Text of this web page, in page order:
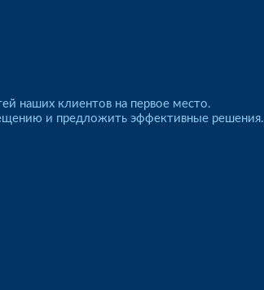
наших клиентов на первое место.
и предложить эффективные решения.